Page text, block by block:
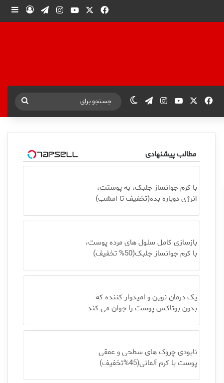
فیس بوکیوتیوباینستاگرام
تلگرامورود
فیس بوکیوتیوباینستاگرام
تلگرامتغییر پوسته
جستجو
برای
مطالب پیشنهادی
با کرم جوانساز جلبک، به پوستت،
انرژی دوباره بده(تخفیف تا امشب)
بازسازی کامل سلول های مرده پوست،
با کرم جوانساز جلبک(50% تخفیف)
یک درمان نوین و امیدوار کننده که
بدون بوتاکس پوست را جوان می کند
نابودی چروک های سطحی و عمقی
پوست با کرم آلمانی(45%تخفیف)